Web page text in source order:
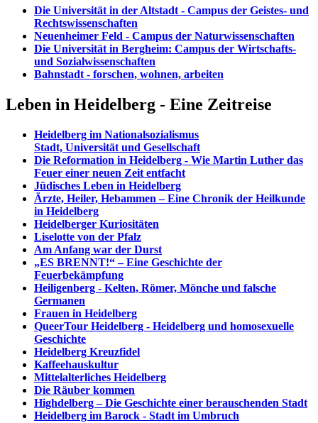
Die Universität in der Altstadt - Campus der Geistes- und
Rechtswissenschaften
Neuenheimer Feld - Campus der Naturwissenschaften
Die Universität in Bergheim: Campus der Wirtschafts-
und Sozialwissenschaften
Bahnstadt - forschen, wohnen, arbeiten
Leben in Heidelberg - Eine Zeitreise
Heidelberg im Nationalsozialismus
Stadt, Universität und Gesellschaft
Die Reformation in Heidelberg - Wie Martin Luther das
Feuer einer neuen Zeit entfacht
Jüdisches Leben in Heidelberg
Ärzte, Heiler, Hebammen – Eine Chronik der Heilkunde
in Heidelberg
Heidelberger Kuriositäten
Liselotte von der Pfalz
Am Anfang war der Durst
„ES BRENNT!“ – Eine Geschichte der
Feuerbekämpfung
Heiligenberg - Kelten, Römer, Mönche und falsche
Germanen
Frauen in Heidelberg
QueerTour Heidelberg - Heidelberg und homosexuelle
Geschichte
Heidelberg Kreuzfidel
Kaffeehauskultur
Mittelalterliches Heidelberg
Die Räuber kommen
Highdelberg – Die Geschichte einer berauschenden Stadt
Heidelberg im Barock - Stadt im Umbruch